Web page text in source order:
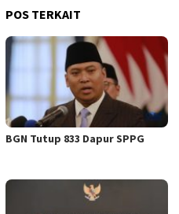
POS TERKAIT
BGN Tutup 833 Dapur SPPG